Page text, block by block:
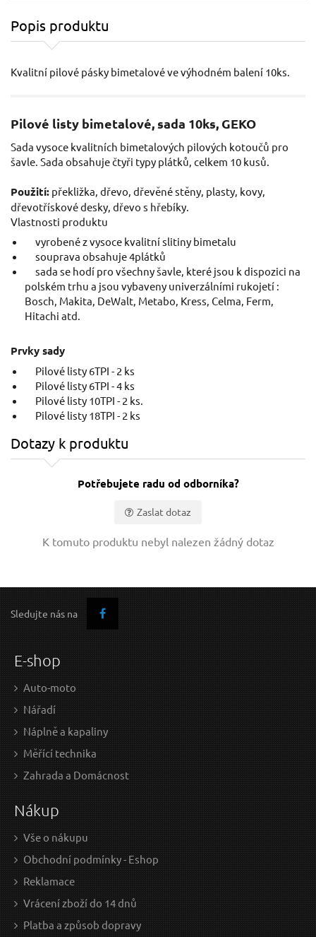
Plátky do přímočaré pily 5ks, 75x2,5mm, úchyt
UNIVERSAL, HCS EXTOL-PREMIUM
143 Kč / Ks
118.18 Kč bez DPH
Skladem
Plátky do přímočaré pily 5ks, 75x2,5mm, úchyt
VÝPRODEJ
80 Kč / Ks
66.12 Kč bez DPH
na centrále
Plátky do pily ocasky 3ks, 240x19x1,5mm, HCS
EXTOL-PREMIUM
Popis produktu
Kvalitní pilové pásky bimetalové ve výhodném balení 10ks.
Pilové listy bimetalové, sada 10ks, GEKO
Sada vysoce kvalitních bimetalových pilových kotoučů pro
šavle. Sada obsahuje čtyři typy plátků, celkem 10 kusů.
Použití: překližka, dřevo, dřevěné stěny, plasty, kovy,
dřevotřískové desky, dřevo s hřebíky.
Vlastnosti produktu
vyrobené z vysoce kvalitní slitiny bimetalu
souprava obsahuje 4plátků
sada se hodí pro všechny šavle, které jsou k dispozici na
polském trhu a jsou vybaveny univerzálními rukojetí :
Bosch, Makita, DeWalt, Metabo, Kress, Celma, Ferm,
Hitachi atd.
Prvky sady
Pilové listy 6TPI - 2 ks
Pilové listy 6TPI - 4 ks
Pilové listy 10TPI - 2 ks.
Pilové listy 18TPI - 2 ks
Dotazy k produktu
Potřebujete radu od odborníka?
Zaslat dotaz
Odeslat dotaz
K tomuto produktu nebyl nalezen žádný dotaz
Sledujte nás na
E-shop
Auto-moto
Nářadí
Náplně a kapaliny
Měřící technika
Zahrada a Domácnost
Nákup
Vše o nákupu
Obchodní podmínky - Eshop
Reklamace
Vrácení zboží do 14 dnů
Platba a způsob dopravy